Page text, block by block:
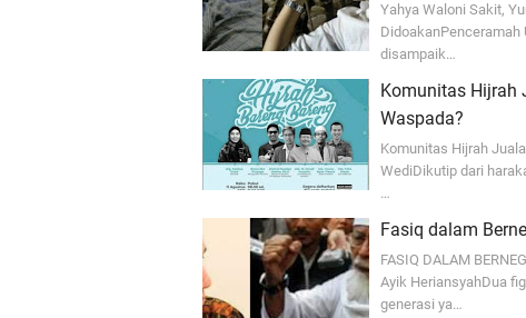
Yahya Waloni Sakit,
DidoakanPenceramah
disampaik…
Komunitas Hijrah
Waspada?
Komunitas Hijrah
WediDikutip dari
…
Fasiq dalam
FASIQ DALAM
Ayik HeriansyahDua
generasi ya…